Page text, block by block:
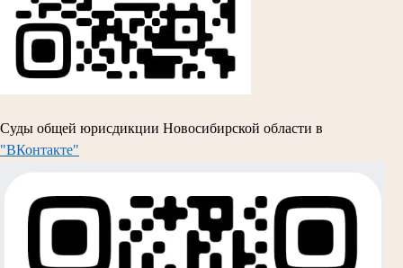
Суды общей юрисдикции Новосибирской области в
"ВКонтакте"